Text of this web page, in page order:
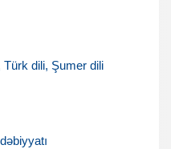
Türk dili, Şumer dili